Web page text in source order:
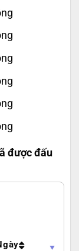
được đấu